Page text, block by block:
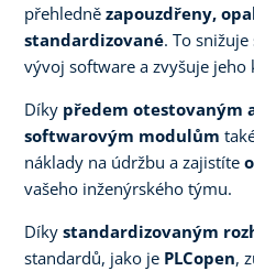
přehledně zapouzdřeny,
standardizované. To
vývoj software a zvyšuje jeho
Díky předem otestovaným
softwarovým modulům
náklady na údržbu a zajistíte
vašeho inženýrského týmu.
Díky standardizovaným
standardů, jako je PLCopen,